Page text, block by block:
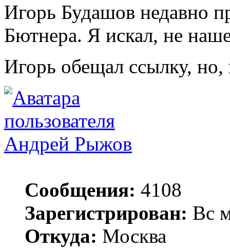
Игорь Будашов недавно
Бютнера. Я искал, не
Игорь обещал ссылку,
Андрей Рыжов
Сообщения: 4108
Зарегистрирован: Вс
Откуда: Москва